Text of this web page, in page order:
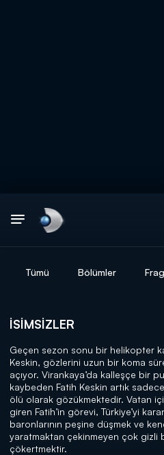
Tümü Bölümler
İSIMSIZLER
Geçen sezon sonu bir helikopter
Keskin, gözlerini uzun bir koma
açıyor. Virankaya’da kalleşçe bir
kaybeden Fatih Keskin artık
ölü olarak gözükmektedir. Vatan
giren Fatih’in görevi, Türkiye’yi
baronlarının peşine düşmek ve
yaratmaktan çekinmeyen çok gizli
çökertmektir.